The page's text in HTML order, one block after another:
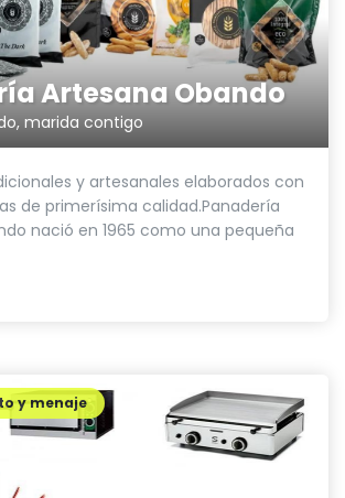
Artesana Obando
marida contigo
y artesanales elaborados con
de primerísima calidad.Panadería
nació en 1965 como una pequeña
y menaje